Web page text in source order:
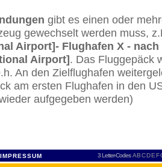
gibt es einen oder
gewechselt werden muss,
Airport]- Flughafen X -
Airport]. Das Fluggepäck
An den Zielflughafen
am ersten Flughafen in den
aufgegeben werden)
IMPRESSUM 3 Letter-Codes ABCDEF